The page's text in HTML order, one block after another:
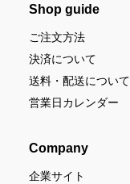
Shop guide
ご注文方法
決済について
送料・配送について
営業日カレンダー
Company
企業サイト